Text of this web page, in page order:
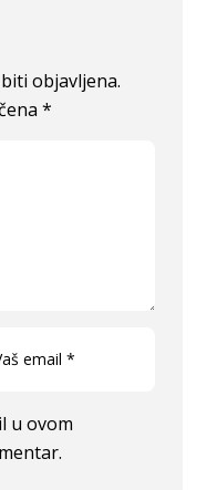
objavljena.
*
u ovom